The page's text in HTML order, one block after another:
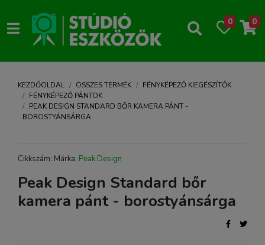
0 0
KEZDŐOLDAL ÖSSZES TERMÉK
FÉNYKÉPEZŐ KIEGÉSZÍTŐK
FÉNYKÉPEZŐ PÁNTOK
PEAK DESIGN STANDARD BŐR KAMERA PÁNT -
BOROSTYÁNSÁRGA
Cikkszám: Márka: Peak Design
Peak Design Standard bőr
kamera pánt - borostyánsárga